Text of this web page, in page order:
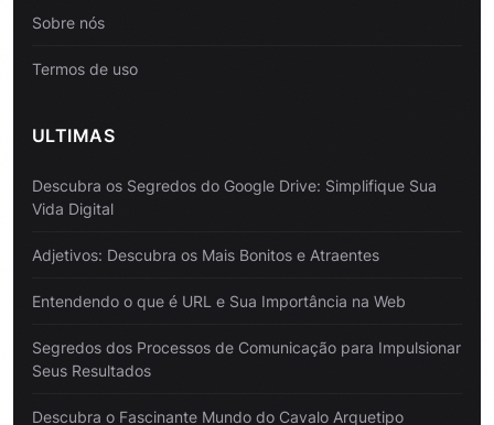
Sobre nós
Termos de uso
ULTIMAS
Descubra os Segredos do Google Drive: Simplifique Sua
Vida Digital
Adjetivos: Descubra os Mais Bonitos e Atraentes
Entendendo o que é URL e Sua Importância na Web
Segredos dos Processos de Comunicação para Impulsionar
Seus Resultados
Descubra o Fascinante Mundo do Cavalo Arquetipo